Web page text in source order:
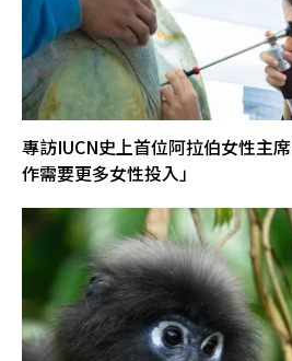
專訪IUCN史上首位阿拉伯女性主
作需要更多女性投入」